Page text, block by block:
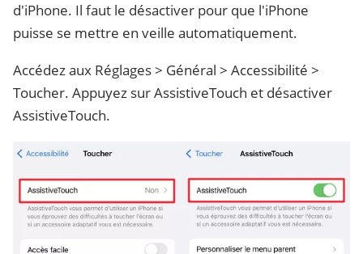
d'iPhone. Il faut le désactiver pour que l'iPhone
puisse se mettre en veille automatiquement.
Accédez aux Réglages > Général > Accessibilité >
Toucher. Appuyez sur AssistiveTouch et désactiver
AssistiveTouch.